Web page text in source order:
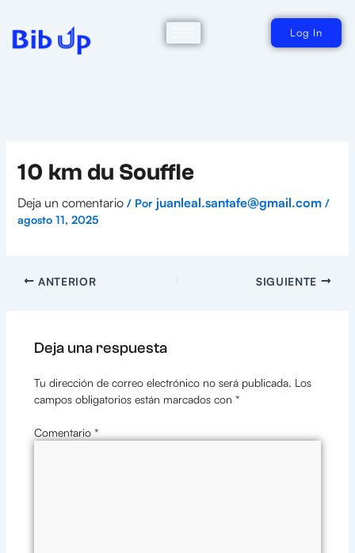
contenido
Log In
10 km du Souffle
Deja un comentario / Por juanleal.santafe@gmail.com /
agosto 11, 2025
ANTERIOR SIGUIENTE
Deja una respuesta
Tu dirección de correo electrónico no será publicada. Los
campos obligatorios están marcados con *
Comentario *